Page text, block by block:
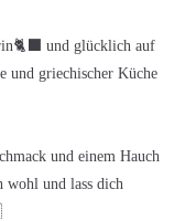
und glücklich auf
und griechischer Küche
und einem Hauch
wohl und lass dich